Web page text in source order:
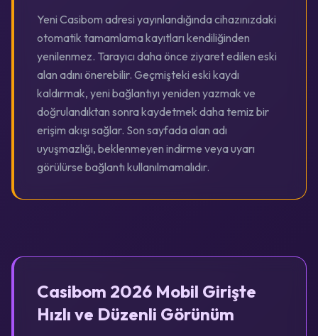
Yeni Casibom adresi yayınlandığında cihazınızdaki
otomatik tamamlama kayıtları kendiliğinden
yenilenmez. Tarayıcı daha önce ziyaret edilen eski
alan adını önerebilir. Geçmişteki eski kaydı
kaldırmak, yeni bağlantıyı yeniden yazmak ve
doğrulandıktan sonra kaydetmek daha temiz bir
erişim akışı sağlar. Son sayfada alan adı
uyuşmazlığı, beklenmeyen indirme veya uyarı
görülürse bağlantı kullanılmamalıdır.
Casibom 2026 Mobil Girişte
Hızlı ve Düzenli Görünüm